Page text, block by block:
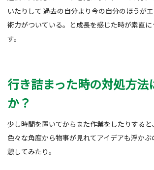
いたりして 過去の自分より今の自分のほうが
術力がついている。と成長を感じた時が素直
す。
行き詰まった時の対処方法
か？
少し時間を置いてからまた作業をしたりすると
色々な角度から物事が見れてアイデアも浮か
憩してみたり。